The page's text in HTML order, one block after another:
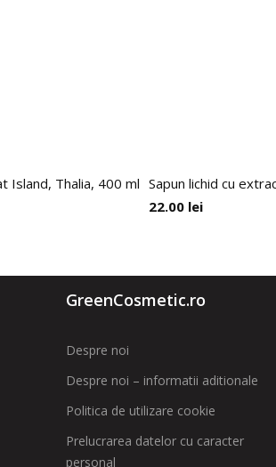
Island, Thalia, 400 ml Sapun lichid cu
22.00 lei
GreenCosmetic.ro
Despre noi
Despre noi – informatii aditionale
Politica de utilizare cookie
Prelucrarea datelor cu caracter
personal